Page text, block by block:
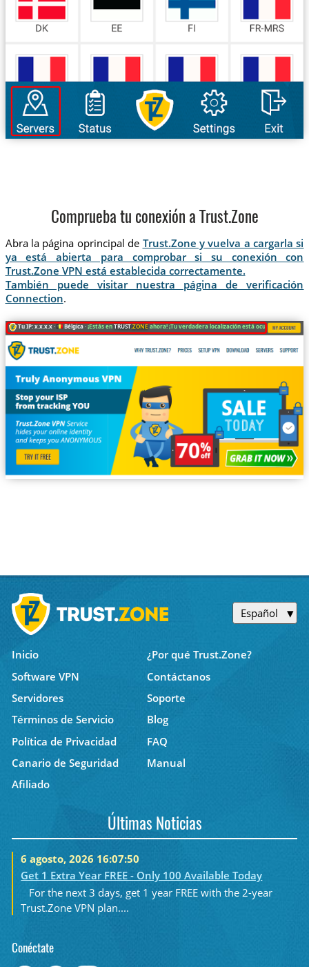
Comprueba tu conexión a Trust.Zone
Abra la página oprincipal de Trust.Zone y vuelva a cargarla si
ya está abierta para comprobar si su conexión con
Trust.Zone VPN está establecida correctamente.
También puede visitar nuestra página de verificación
Connection.
Tu IP: x.x.x.x · Bélgica ·¡Estás enTRUST.ZONEahora! ¡Tu verdadera localización está oculta!
Español
Inicio
¿Por qué Trust.Zone?
Software VPN
Contáctanos
Servidores
Soporte
Términos de Servicio
Blog
Política de Privacidad
FAQ
Canario de Seguridad
Manual
Afiliado
Últimas Noticias
6 agosto, 2026 16:07:50
Get 1 Extra Year FREE - Only 100 Available Today
For the next 3 days, get 1 year FREE with the 2-year
Trust.Zone VPN plan....
Conéctate